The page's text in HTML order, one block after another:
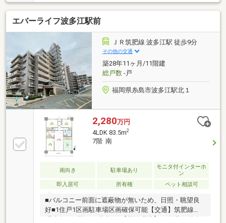
二重窓使用◇全居室収納付きで使いやすい3LDK。72
㎡超のゆとりある住空間◇オートロック・防犯カメ
ラ・宅配ボックス◇駐車場空き有（月額5000～6000
円）で車利用の方にも便利◇小学校まで約999m、中
学校まで約2.7km※居住中物件のため、掲載している室
内写真には家具消去加工を施しています。---------------
「近鉄の仲介」は全国57店舗の営業所展開ネットワー
クを駆使して地域のみなさまのお役に立ちます！
エバーライフ波多江駅前
ＪＲ筑肥線 波多江駅 徒歩9分
その他の交通
築28年11ヶ月/11階建
総戸数-戸
福岡県糸島市波多江駅北１
2,280万円
4LDK 83.5m2
7階 南
南向き 駐車場あり
モニタ付インターホ
ン
即入居可
所有権 ペット相談可
■バルコニー前面に遮蔽物が無いため、日照・眺望良
好■1住戸1区画駐車場区画確保可能【交通】筑肥線